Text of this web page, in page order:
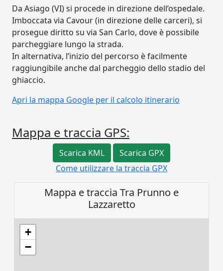
Da Asiago (VI) si procede in direzione dell’ospedale.
Imboccata via Cavour (in direzione delle carceri), si
prosegue diritto su via San Carlo, dove è possibile
parcheggiare lungo la strada.
In alternativa, l’inizio del percorso è facilmente
raggiungibile anche dal parcheggio dello stadio del
ghiaccio.
Apri la mappa Google per il calcolo itinerario
Mappa e traccia GPS:
Scarica KML
Scarica GPX
Come utilizzare la traccia GPX
Mappa e traccia Tra Prunno e
Lazzaretto
+
−